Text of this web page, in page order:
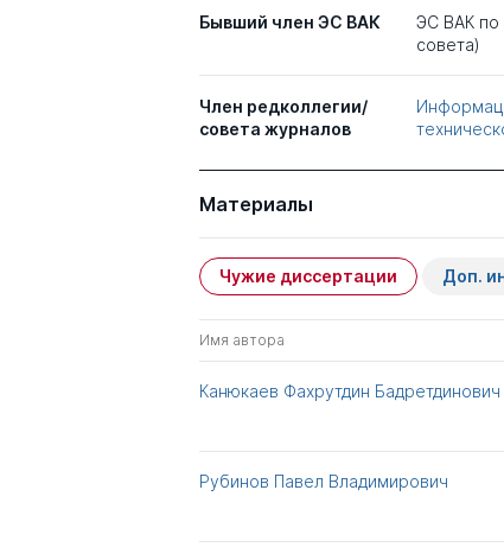
Бывший член ЭС ВАК
ЭС ВАК по
совета)
Член редколлегии/
совета журналов
Материалы
Чужие диссертации Доп.
Имя автора
Канюкаев Фахрутдин Бадретдинович
Рубинов Павел Владимирович